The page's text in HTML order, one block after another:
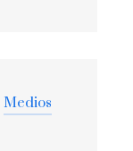
Medios